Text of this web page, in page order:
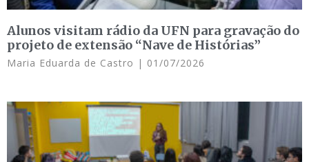
Alunos visitam rádio da UFN para gravação do
projeto de extensão “Nave de Histórias”
Maria Eduarda de Castro 01/07/2026